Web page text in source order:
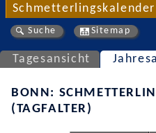
Suche Sitemap
Tagesansicht
BONN:
(TAGFALTER)